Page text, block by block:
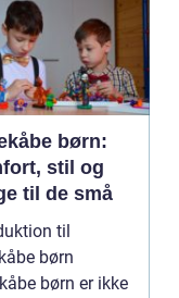
børn:
stil og
til de små
til
børn
børn er ikke